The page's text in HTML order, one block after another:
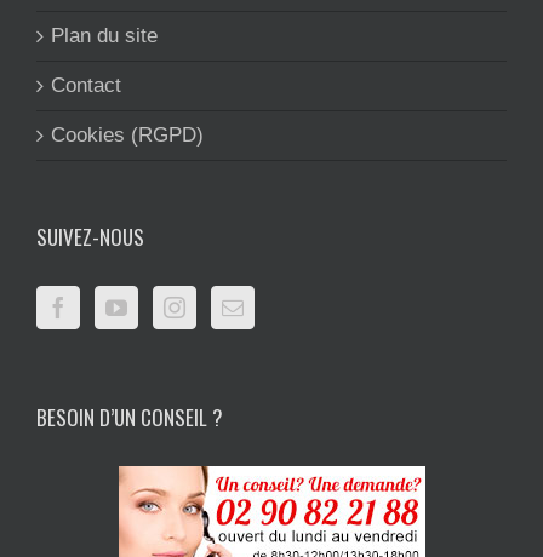
Plan du site
Contact
Cookies (RGPD)
SUIVEZ-NOUS
BESOIN D’UN CONSEIL ?